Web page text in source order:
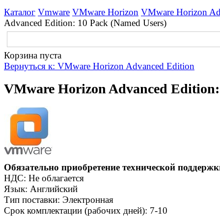
Каталог Vmware VMware Horizon VMware Horizon
Advanced Edition: 10 Pack (Named Users)
Корзина пуста
Вернуться к: VMware Horizon Advanced Edition
VMware Horizon Advanced Edition:
Обязательно приобретение технической
НДС: Не облагается
Язык: Английский
Тип поставки: Электронная
Срок комплектации (рабочих дней): 7-10